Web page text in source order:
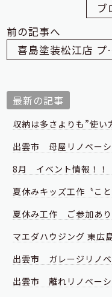
ブ
前の記事へ
喜島塗
最新の記事
収納は多さよりも”使い
出雲市 母屋リノベー
8月 イベント情報！！
夏休みキッズ工作〝こ
夏休み工作 ご参加あり
マエダハウジング 東広
出雲市 ガレージリノ
出雲市 離れリノベー